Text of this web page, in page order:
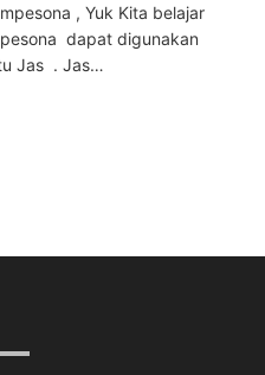
, Yuk Kita belajar
dapat digunakan
Jas . Jas…